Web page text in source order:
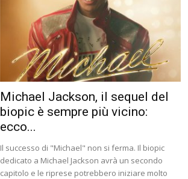
Michael Jackson, il sequel del
biopic è sempre più vicino:
ecco...
Il successo di "Michael" non si ferma. Il biopic
dedicato a Michael Jackson avrà un secondo
capitolo e le riprese potrebbero iniziare molto